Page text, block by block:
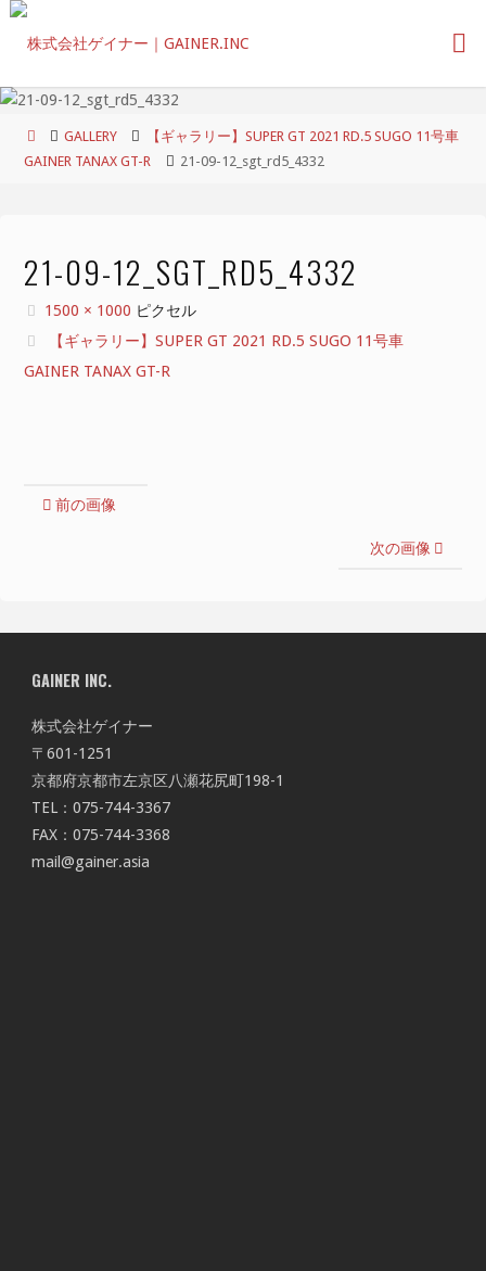
コ
ン
ホ
ー
GALLERY
【ギャラリー】SUPER GT 2021 RD.5 SUGO 11号車
GAINER TANAX GT-R
21-09-12_sgt_rd5_4332
21-09-12_SGT_RD5_4332
フ
ル
サ
1500 × 1000 ピクセル
【ギャラリー】SUPER GT 2021 RD.5 SUGO 11号車
GAINER TANAX GT-R
前の画像
次の画像
GAINER INC.
株式会社ゲイナー
〒601-1251
京都府京都市左京区八瀬花尻町198-1
TEL：075-744-3367
FAX：075-744-3368
mail@gainer.asia